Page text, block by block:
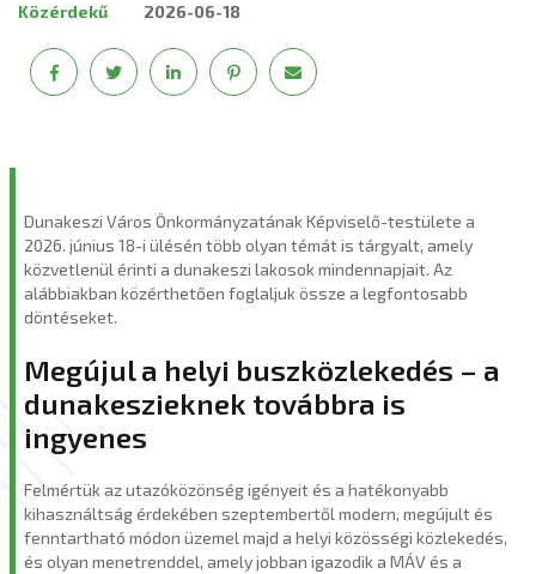
Közérdekű 2026-06-18
Dunakeszi Város Önkormányzatának Képviselő-testülete a
2026. június 18-i ülésén több olyan témát is tárgyalt, amely
közvetlenül érinti a dunakeszi lakosok mindennapjait. Az
alábbiakban közérthetően foglaljuk össze a legfontosabb
döntéseket.
Megújul a helyi buszközlekedés – a
dunakeszieknek továbbra is
ingyenes
Felmértük az utazóközönség igényeit és a hatékonyabb
kihasználtság érdekében szeptembertől modern, megújult és
fenntartható módon üzemel majd a helyi közösségi közlekedés,
és olyan menetrenddel, amely jobban igazodik a MÁV és a